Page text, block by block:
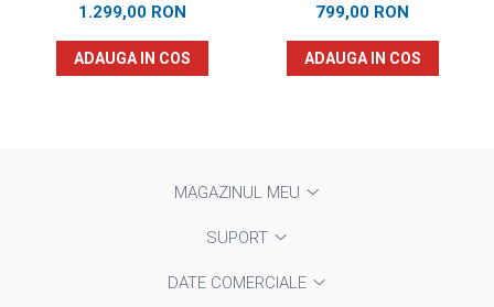
1.299,00 RON
ADAUGA IN COS
799,00 RON
ADAUGA IN COS
MAGAZINUL MEU
SUPORT
DATE COMERCIALE